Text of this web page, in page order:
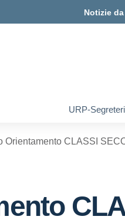
Notizie da
URP-
Orientamento CLASSI